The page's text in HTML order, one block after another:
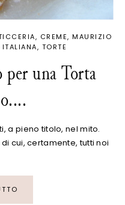
CREME
MAURIZIO
TORTE
per una Torta
a pieno titolo, nel mito.
cui, certamente, tutti noi